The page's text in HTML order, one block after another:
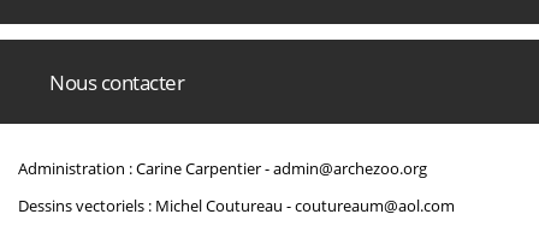
Nous contacter
Administration : Carine Carpentier -admin@archezoo.org
Dessins vectoriels : Michel Coutureau -coutureaum@aol.com